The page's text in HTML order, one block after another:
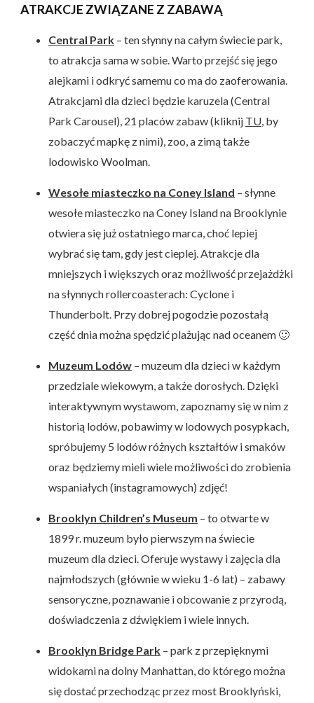
ATRAKCJE ZWIĄZANE Z ZABAWĄ
Central Park – ten słynny na całym świecie park,
to atrakcja sama w sobie. Warto przejść się jego
alejkami i odkryć samemu co ma do zaoferowania.
Atrakcjami dla dzieci będzie karuzela (Central
Park Carousel), 21 placów zabaw (kliknij TU , by
zobaczyć mapkę z nimi), zoo, a zimą także
lodowisko Woolman.
Wesołe miasteczko na Coney Island – słynne
wesołe miasteczko na Coney Island na Brooklynie
otwiera się już ostatniego marca, choć lepiej
wybrać się tam, gdy jest cieplej. Atrakcje dla
mniejszych i większych oraz możliwość przejażdżki
na słynnych rollercoasterach: Cyclone i
Thunderbolt. Przy dobrej pogodzie pozostałą
część dnia można spędzić plażując nad oceanem 🙂
Muzeum Lodów – muzeum dla dzieci w każdym
przedziale wiekowym, a także dorosłych. Dzięki
interaktywnym wystawom, zapoznamy się w nim z
historią lodów, pobawimy w lodowych posypkach,
spróbujemy 5 lodów różnych kształtów i smaków
oraz będziemy mieli wiele możliwości do zrobienia
wspaniałych (instagramowych) zdjęć!
Brooklyn Children’s Museum – to otwarte w
1899 r. muzeum było pierwszym na świecie
muzeum dla dzieci. Oferuje wystawy i zajęcia dla
najmłodszych (głównie w wieku 1-6 lat) – zabawy
sensoryczne, poznawanie i obcowanie z przyrodą,
doświadczenia z dźwiękiem i wiele innych.
Brooklyn Bridge Park – park z przepięknymi
widokami na dolny Manhattan, do którego można
się dostać przechodząc przez most Brooklyński,